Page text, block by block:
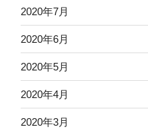
2020年7月
2020年6月
2020年5月
2020年4月
2020年3月